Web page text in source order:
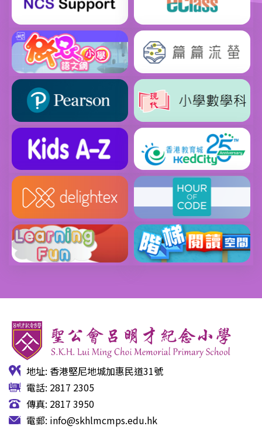
地址: 香港堅尼地城加惠民道31號
電話: 2817 2305
傳真: 2817 3950
電郵: info@skhlmcmps.edu.hk